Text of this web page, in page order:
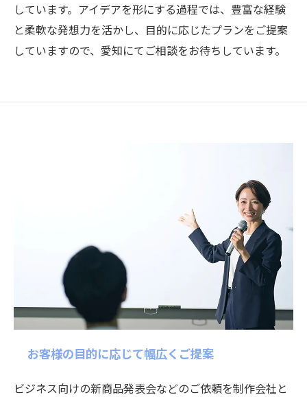
しています。アイデアを形にする過程では、豊富な経験
と柔軟な発想力を活かし、目的に応じたプランをご提案
していますので、愛知にてご相談をお待ちしています。
お客様の目的に応じて幅広くご提案
ビジネス向けの新商品発表会などのご依頼を制作会社と